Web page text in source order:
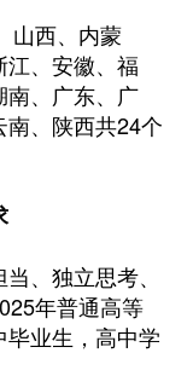
西、内蒙
、安徽、福
南、广东、广
、陕西共24个
、独立思考、
年普通高等
业生，高中学